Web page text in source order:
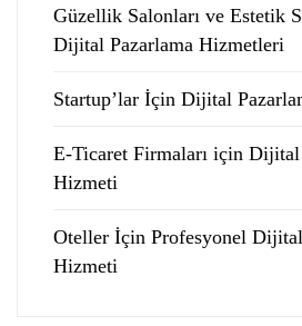
Güzellik Salonları ve Estetik
Dijital Pazarlama Hizmetleri
Startup’lar İçin Dijital
E-Ticaret Firmaları için Dijital
Hizmeti
Oteller İçin Profesyonel
Hizmeti